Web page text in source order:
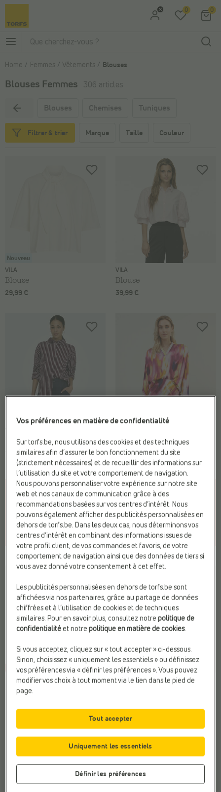
Aller au menu principal
0 0
Home Femmes Vêtements Blouses
Blouses Femmes 306 articles
Blouses Chemises Tuniques
Filtrer & trier Marque Taille Couleur
Nouveau
VILA
Blouse
29,99 €
VILA
Blouse
39,99 €
JDY
Chemise
34,99 €
Blouse
89,95 € 26,99 €
Prix le plus bas précédent : 26,99 €
-70%
MINUS
Chemise
Prix le plus bas précédent :
-70%
EXPRESSO
26,99 €
2 couleurs
Vos préférences en matière de confidentialité
Sur torfs.be, nous utilisons des cookies et des techniques
similaires afin d’assurer le bon fonctionnement du site
(strictement nécessaires) et de recueillir des informations sur
l’utilisation du site et votre comportement de navigation.
Nous pouvons personnaliser votre expérience sur notre site
web et nos canaux de communication grâce à des
recommandations basées sur vos centres d’intérêt. Nous
pouvons également afficher des publicités personnalisées en
dehors de torfs.be. Dans les deux cas, nous déterminons vos
centres d’intérêt en combinant des informations issues de
votre profil client, de vos commandes et favoris, de votre
comportement de navigation ainsi que des données de tiers si
vous avez donné votre consentement à cet effet.
Les publicités personnalisées en dehors de torfs.be sont
affichées via nos partenaires, grâce au partage de données
chiffrées et à l’utilisation de cookies et de techniques
similaires. Pour en savoir plus, consultez notrepolitique de
confidentialité et notrepolitique en matière de cookies.
Si vous acceptez, cliquez sur « tout accepter » ci-dessous.
Sinon, choisissez « uniquement les essentiels » ou définissez
vos préférences via « définir les préférences ». Vous pouvez
modifier vos choix à tout moment via le lien dans le pied de
page.
Définir les préférences
Uniquement les essentiels
Tout accepter